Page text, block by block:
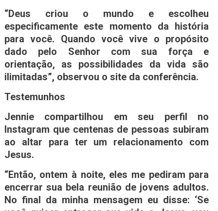
“Deus criou o mundo e escolheu
especificamente este momento da história
para você. Quando você vive o propósito
dado pelo Senhor com sua força e
orientação, as possibilidades da vida são
ilimitadas”, observou o site da conferência.
Testemunhos
Jennie compartilhou em seu perfil no
Instagram que centenas de pessoas subiram
ao altar para ter um relacionamento com
Jesus.
“Então, ontem à noite, eles me pediram para
encerrar sua bela reunião de jovens adultos.
No final da minha mensagem eu disse: ‘Se